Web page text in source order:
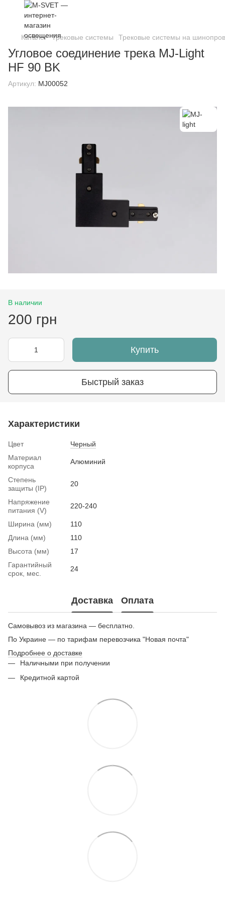
Каталог Трековые системы Трековые системы на
Угловое соединение трека MJ-Light
HF 90 BK
Артикул: MJ00052
В наличии
200 грн
Купить
Быстрый заказ
Характеристики
Цвет
Черный
Материал
корпуса
Алюминий
Степень
защиты (IP)
20
Напряжение
питания (V)
220-240
Ширина (мм)
110
Длина (мм)
110
Высота (мм)
17
Гарантийный
срок, мес.
24
Доставка Оплата
Самовывоз из магазина — бесплатно.
По Украине — по тарифам перевозчика "Новая почта"
Подробнее о доставке
Наличными при получении
Кредитной картой